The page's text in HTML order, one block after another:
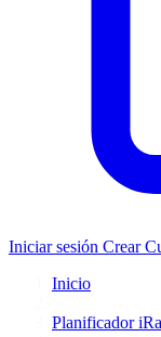
Iniciar sesión Crear
Inicio
Planificador